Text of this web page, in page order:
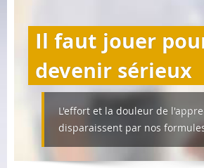
Il faut jouer
devenir sérieux
L'effort et la douleur de
disparaissent par nos